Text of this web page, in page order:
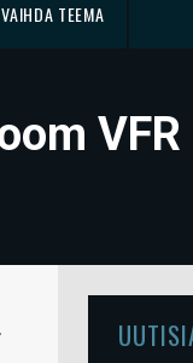
VAIHDA TEEMA